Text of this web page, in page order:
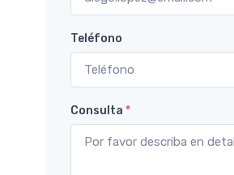
Teléfono
Consulta *